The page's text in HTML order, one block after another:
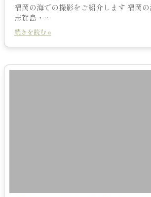
福岡の海での撮影をご紹介します 福岡の
志賀島・…
続きを読む »